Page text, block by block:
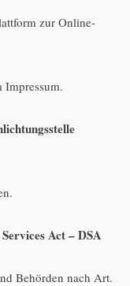
zur Online-
Impressum.
Act – DSA
Behörden nach Art.